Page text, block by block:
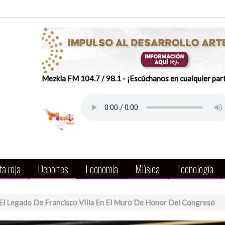
Mezkla FM 104.7 / 98.1 - ¡Escúchanos en cualquier
roja Deportes Economía Música Tecnología
Legado De Francisco Villa En El Muro De Honor Del Congreso